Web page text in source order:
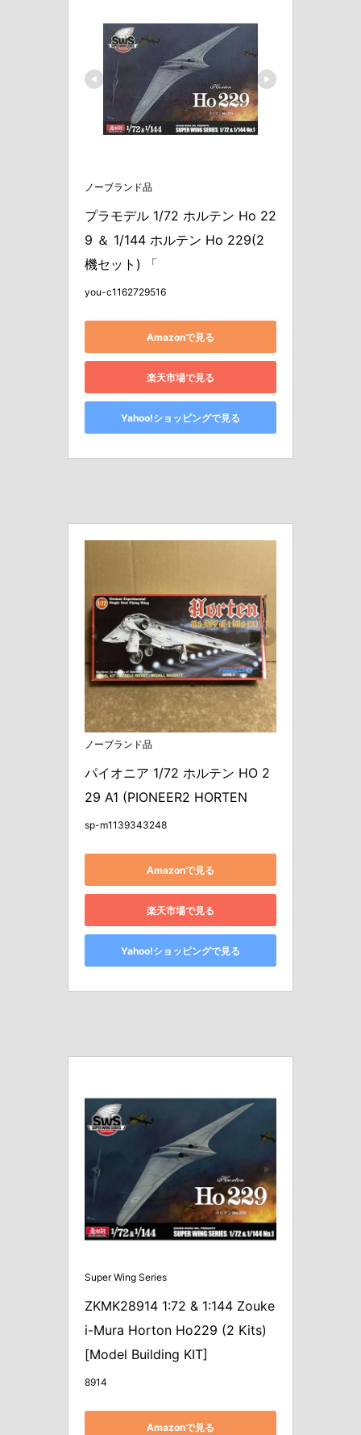
ノーブランド品
プラモデル 1/72 ホルテン Ho 22
9 ＆ 1/144 ホルテン Ho 229(2
機セット) 「
you-c1162729516
Amazonで見る
楽天市場で見る
Yahoo!ショッピングで見る
ノーブランド品
パイオニア 1/72 ホルテン HO 2
29 A1 (PIONEER2 HORTEN
sp-m1139343248
Amazonで見る
楽天市場で見る
Yahoo!ショッピングで見る
Super Wing Series
ZKMK28914 1:72 & 1:144 Zouke
i-Mura Horton Ho229 (2 Kits)
[Model Building KIT]
8914
Amazonで見る